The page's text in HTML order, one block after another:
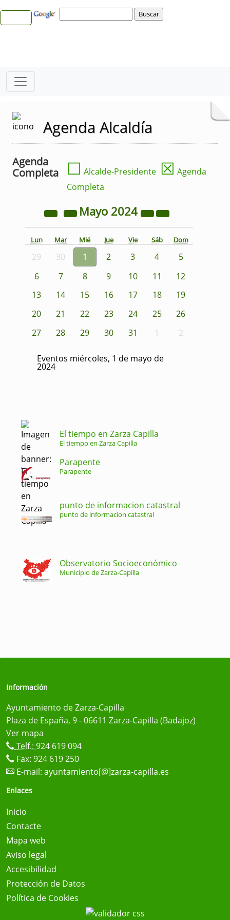
Agenda Alcaldía
Agenda
Completa
☐ Alcalde-Presidente ☒ Agenda
Completa
Mayo 2024
Lun Mar Mié Jue Vie Sáb Dom
29 30 1 2 3 4
5
6
7 8 9 10 11
12
13
14 15 16 17 18
19
20
21 22 23 24 25
26
27
28 29 30 31 1 2
Eventos miércoles, 1 de mayo de
2024
El tiempo en Zarza Capilla
El tiempo en Zarza Capilla
Parapente
Parapente
punto de informacion catastral
punto de informacion catastral
Observatorio Socioeconómico
Municipio de Zarza-Capilla
Información
Ayuntamiento de Zarza-Capilla
Plaza de España, 9 - 06611 Zarza-Capilla (Badajoz)
Ver mapa
Telf.: 924 619 094
Fax: 924 619 250
E-mail: ayuntamiento[@]zarza-capilla.es
Enlaces
Inicio
Contacte
Mapa web
Aviso legal
Accesibilidad
Protección de Datos
Política de Cookies